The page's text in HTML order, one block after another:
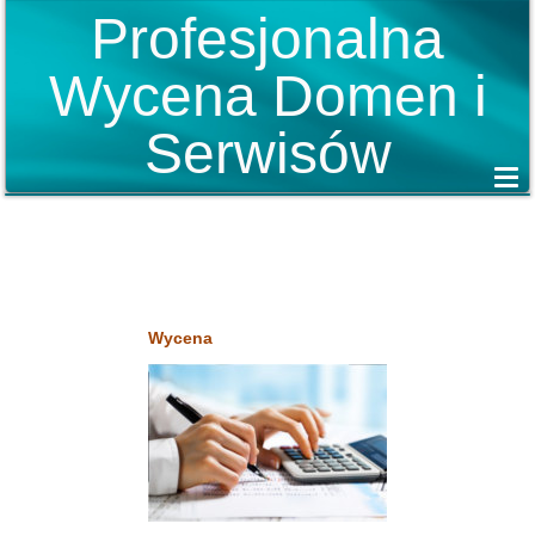
Profesjonalna
Wycena Domen i
Serwisów
Wycena